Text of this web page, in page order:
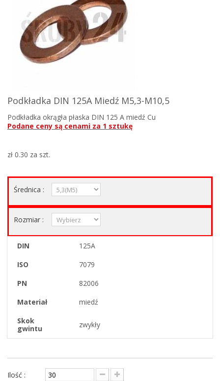
Podkładka DIN 125A Miedź M5,3-M10,5
Podkładka okrągła płaska DIN 125 A miedź Cu
Podane ceny są cenami za 1 sztukę
zł 0.30 za szt.
Średnica :
Rozmiar :
DIN
125A
ISO
7079
PN
82006
Materiał
miedź
Skok
gwintu
zwykły
Ilość :